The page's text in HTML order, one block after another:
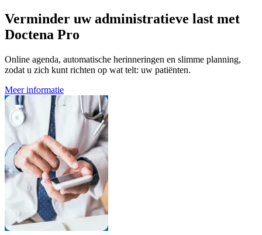
Verminder uw administratieve last met
Doctena Pro
Online agenda, automatische herinneringen en slimme planning,
zodat u zich kunt richten op wat telt: uw patiënten.
Meer informatie